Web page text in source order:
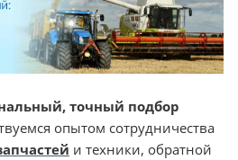
точный подбор
опытом сотрудничества
и техники, обратной